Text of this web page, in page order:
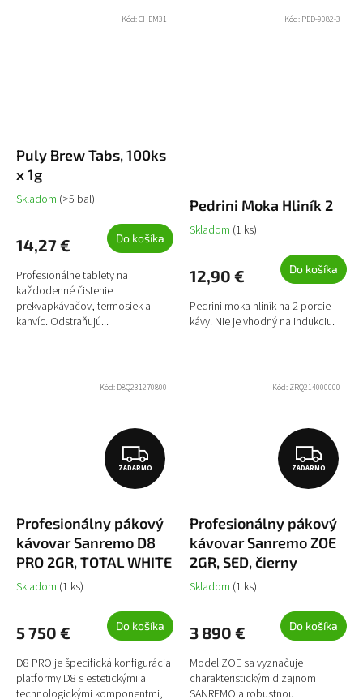
Puly Brew Tabs, 100ks
x 1g
Skladom (>5 bal)
14,27 € Do košíka
Profesionálne tablety na
každodenné čistenie
prekvapkávačov, termosiek a
kanvíc. Odstraňujú...
Kód:CHEM31
Pedrini Moka Hliník 2
Skladom (1 ks)
12,90 € Do košíka
Pedrini moka hliník na 2 porcie
kávy. Nie je vhodný na indukciu.
Kód: PED-9082-3
Z
A
A
R
O
ZADARMO
Profesionálny pákový
kávovar Sanremo D8
PRO 2GR, TOTAL WHITE
Skladom (1 ks)
5 750 € Do košíka
D8 PRO je špecifická konfigurácia
platformy D8 s estetickými a
technologickými komponentmi,
Kód: D8Q231270800
Z
A
A
R
O
ZADARMO
Profesionálny pákový
kávovar Sanremo ZOE
2GR, SED, čierny
Skladom (1 ks)
3 890 € Do košíka
Model ZOE sa vyznačuje
charakteristickým dizajnom
SANREMO a robustnou
Kód: ZRQ214000000